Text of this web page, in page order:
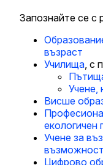
Запознайте се с
възраст
Училища , с
Учене,
Висше
екологичен
Учене за
Цифрово